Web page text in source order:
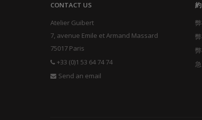
CONTACT US
Atelier Guibert
7, avenue Emile et Armand Massard
75017 Paris
+33 (0)1 53 64 74 74
Send an email
約